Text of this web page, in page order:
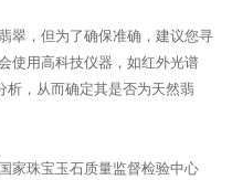
翠，但为了确保准确，建议您寻
使用高科技仪器，如红外光谱
析，从而确定其是否为天然翡
家珠宝玉石质量监督检验中心